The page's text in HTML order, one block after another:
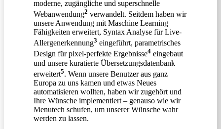
moderne, zugängliche und superschnelle
Webanwendung2 verwandelt. Seitdem haben wir
unsere Anwendung mit Maschine Learning
Fähigkeiten erweitert, Syntax Analyse für Live-
Allergenerkennung3 eingeführt, parametrisches
Design für pixel-perfekte Ergebnisse4 eingebaut
und unsere kuratierte Übersetzungsdatenbank
erweitert5. Wenn unsere Benutzer aus ganz
Europa zu uns kamen und etwas Neues
automatisieren wollten, haben wir zugehört und
Ihre Wünsche implementiert – genauso wie wir
Menutech schufen, um unserer Wünsche wahr
werden zu lassen.